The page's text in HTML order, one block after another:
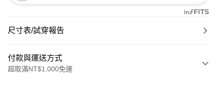
尺寸表/試穿報告
付款與運送方式
超取滿NT$1,000免運